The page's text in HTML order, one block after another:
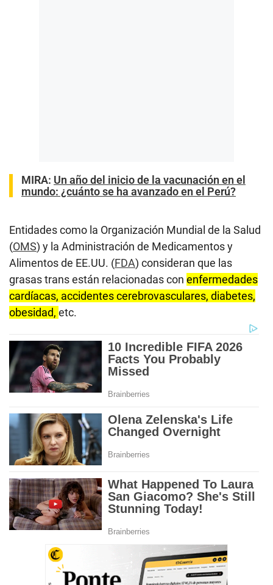
MIRA: Un año del inicio de la vacunación en el
mundo: ¿cuánto se ha avanzado en el Perú?
Entidades como la Organización Mundial de la Salud
(OMS) y la Administración de Medicamentos y
Alimentos de EE.UU. (FDA) consideran que las
grasas trans están relacionadas con enfermedades
cardíacas, accidentes cerebrovasculares, diabetes,
obesidad, etc.